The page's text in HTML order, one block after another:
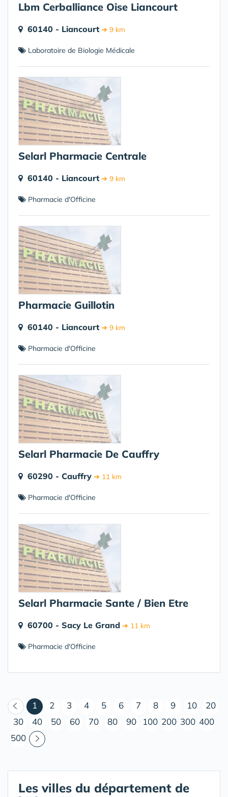
Lbm Cerballiance Oise Liancourt
60140 - Liancourt ➔ 9 km
Laboratoire de Biologie Médicale
Selarl Pharmacie Centrale
60140 - Liancourt ➔ 9 km
Pharmacie d'Officine
Pharmacie Guillotin
60140 - Liancourt ➔ 9 km
Pharmacie d'Officine
Selarl Pharmacie De Cauffry
60290 - Cauffry ➔ 11 km
Pharmacie d'Officine
Selarl Pharmacie Sante / Bien Etre
60700 - Sacy Le Grand ➔ 11 km
Pharmacie d'Officine
1 (courant)
2 3 4 5 6 7 8 9 10
20
30
40 50 60 70 80 90 100 200 300 400
500
Les villes du département de